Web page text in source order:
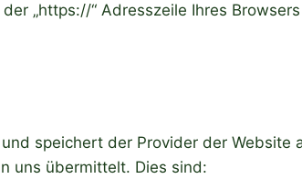
„https://“ Adresszeile Ihres
speichert der Provider der Website
uns übermittelt. Dies sind: